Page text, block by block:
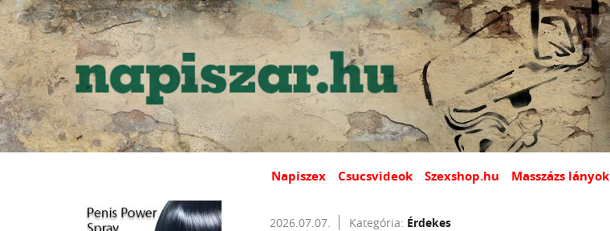
Napiszex Csucsvideok Szexshop.hu Masszázs lányok
2026.07.07. Kategória: Érdekes